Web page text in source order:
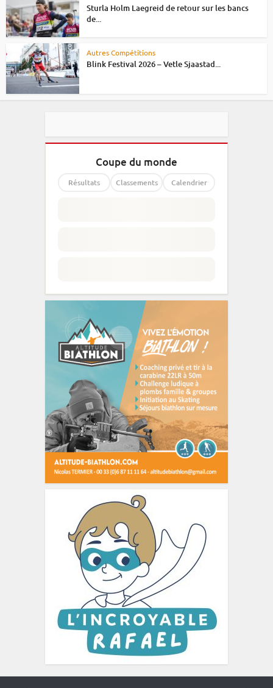
Sturla Holm Laegreid de retour sur les bancs
de...
Autres Compétitions
Blink Festival 2026 – Vetle Sjaastad...
Coupe du monde
Résultats Classements Calendrier